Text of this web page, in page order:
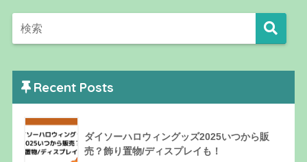
Recent Posts
ダイソーハロウィングッズ2025いつから販
売？飾り置物/ディスプレイも！